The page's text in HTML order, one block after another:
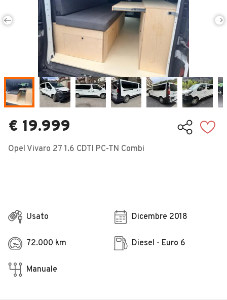
Auto d'epoca
Moto
Camper
Veicoli Commerciali
Concessionari
€ 19.999
Opel Vivaro 27 1.6 CDTI PC-TN Combi
Usato Dicembre 2018
72.000 km Diesel - Euro 6
Manuale